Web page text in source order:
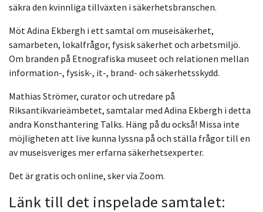
säkra den kvinnliga tillväxten i säkerhetsbranschen.
Möt Adina Ekbergh i ett samtal om museisäkerhet,
samarbeten, lokalfrågor, fysisk säkerhet och arbetsmiljö.
Om branden på Etnografiska museet och relationen mellan
information-, fysisk-, it-, brand- och säkerhetsskydd.
Mathias Strömer, curator och utredare på
Riksantikvarieämbetet, samtalar med Adina Ekbergh i detta
andra Konsthantering Talks. Häng på du också! Missa inte
möjligheten att live kunna lyssna på och ställa frågor till en
av museisveriges mer erfarna säkerhetsexperter.
Det är gratis och online, sker via Zoom.
Länk till det inspelade samtalet: